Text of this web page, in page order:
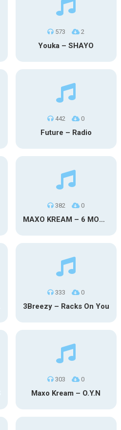
573 2
Youka – SHAYO
442 0
Future – Radio
382 0
MAXO KREAM – 6 MONTHS CLEAN
333 0
3Breezy – Racks On You
303 0
Maxo Kream – O.Y.N